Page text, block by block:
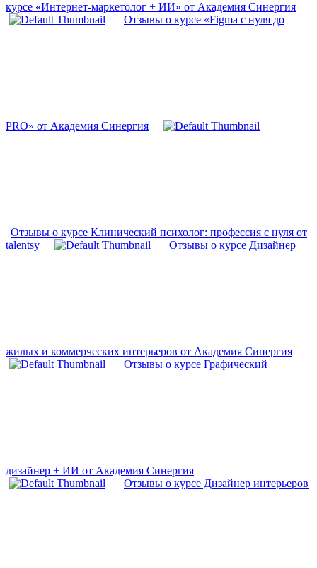
курсе «Интернет-маркетолог + ИИ» от Академия Синергия
Отзывы о курсе «Figma с нуля до
PRO» от Академия Синергия
Отзывы о курсе Клинический психолог: профессия с нуля от
talentsy
Отзывы о курсе Дизайнер
жилых и коммерческих интерьеров от Академия Синергия
Отзывы о курсе Графический
дизайнер + ИИ от Академия Синергия
Отзывы о курсе Дизайнер интерьеров